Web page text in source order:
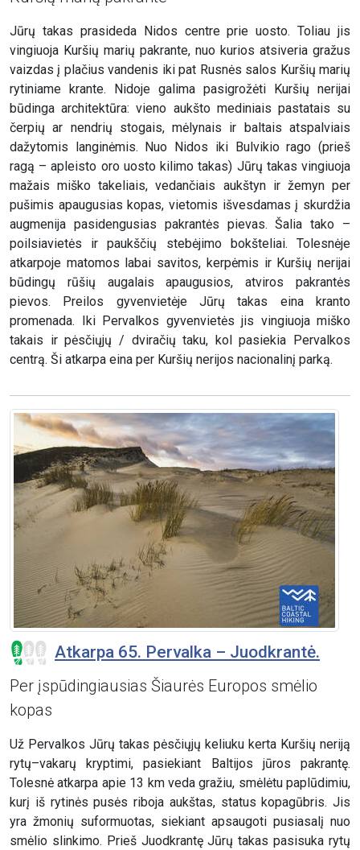
Jūrų takas prasideda Nidos centre prie uosto. Toliau jis
vingiuoja Kuršių marių pakrante, nuo kurios atsiveria gražus
vaizdas į plačius vandenis iki pat Rusnės salos Kuršių marių
rytiniame krante. Nidoje galima pasigrožėti Kuršių nerijai
būdinga architektūra: vieno aukšto mediniais pastatais su
čerpių ar nendrių stogais, mėlynais ir baltais atspalviais
dažytomis langinėmis. Nuo Nidos iki Bulvikio rago (prieš
ragą – apleisto oro uosto kilimo takas) Jūrų takas vingiuoja
mažais miško takeliais, vedančiais aukštyn ir žemyn per
pušimis apaugusias kopas, vietomis išvesdamas į skurdžia
augmenija pasidengusias pakrantės pievas. Šalia tako –
poilsiavietės ir paukščių stebėjimo bokšteliai. Tolesnėje
atkarpoje matomos labai savitos, kerpėmis ir Kuršių nerijai
būdingų rūšių augalais apaugusios, atviros pakrantės
pievos. Preilos gyvenvietėje Jūrų takas eina kranto
promenada. Iki Pervalkos gyvenvietės jis vingiuoja miško
takais ir pėsčiųjų / dviračių taku, kol pasiekia Pervalkos
centrą. Ši atkarpa eina per Kuršių nerijos nacionalinį parką.
Atkarpa 65. Pervalka – Juodkrantė.
Per įspūdingiausias Šiaurės Europos smėlio
kopas
Už Pervalkos Jūrų takas pėsčiųjų keliuku kerta Kuršių neriją
rytų–vakarų kryptimi, pasiekiant Baltijos jūros pakrantę.
Tolesnė atkarpa apie 13 km veda gražiu, smėlėtu paplūdimiu,
kurį iš rytinės pusės riboja aukštas, status kopagūbris. Jis
yra žmonių suformuotas, siekiant apsaugoti pusiasalį nuo
smėlio slinkimo. Prieš Juodkrantę Jūrų takas pasisuka rytų